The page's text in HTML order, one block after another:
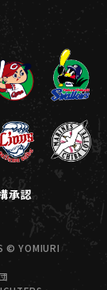
承認
© YOMIURI